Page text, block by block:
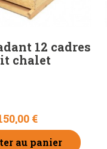
12 cadres
chalet
€
au panier